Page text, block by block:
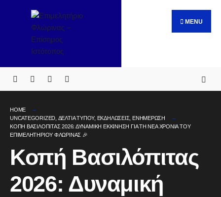
MENU
HOME
UNCATEGORIZED ΔΕΛΤΙΑ ΤΥΠΟΥ, ΕΚΔΗΛΩΣΕΙΣ ΕΝΗΜΕΡΩΣΗ
ΚΟΠΉ ΒΑΣΙΛΌΠΙΤΑΣ 2026: ΔΥΝΑΜΙΚΉ ΕΚΚΊΝΗΣΗ ΓΙΑ ΤΗ ΝΈΑ ΧΡΟΝΙΆ ΤΟΥ
ΕΠΙΜΕΛΗΤΗΡΊΟΥ ΦΛΏΡΙΝΑΣ 🎉
Κοπή Βασιλόπιτας
2026: Δυναμική
for: